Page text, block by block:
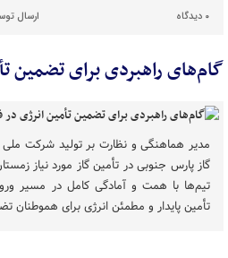
۰ دیدگاه ارسال
گام‌های راهبردی برای تضمین
مدیر هماهنگی و نظارت بر تولید شرکت
گاز پارس جنوبی در تأمین گاز مورد نیاز
تیم‌ها با همت و آمادگی کامل در مسیر
تأمین پایدار و مطمئن انرژی برای هموطنان